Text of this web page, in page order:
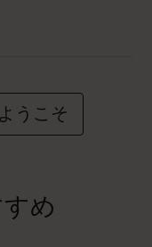
うこそ
め